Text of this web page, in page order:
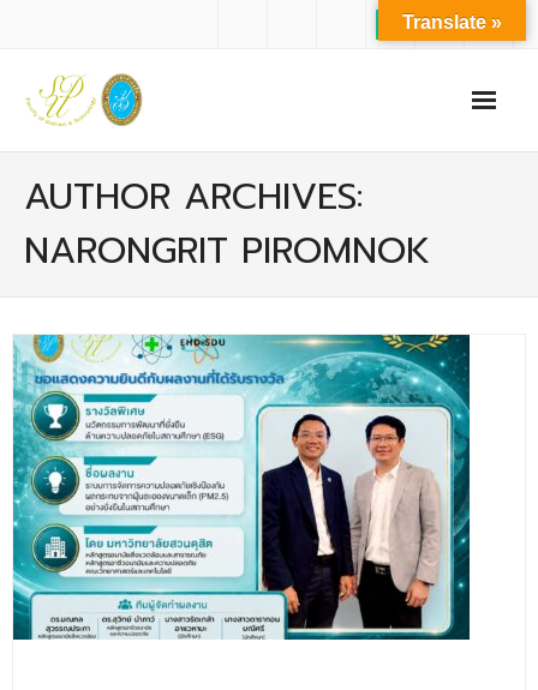
- ปรัชญาการจัดการศึกษา มหาวิทยาลัยสวนดุสิต
- ประวัติความเป็นมาของคณะ
- บุคลากร
- - สำนักงานคณะวิทยาศาสตร์และเทคโนโลยี
- - บุคลากรวิชาการ
- - บุคลากรสนับสนุน
AUTHOR ARCHIVES:
NARONGRIT PIROMNOK
Translate »